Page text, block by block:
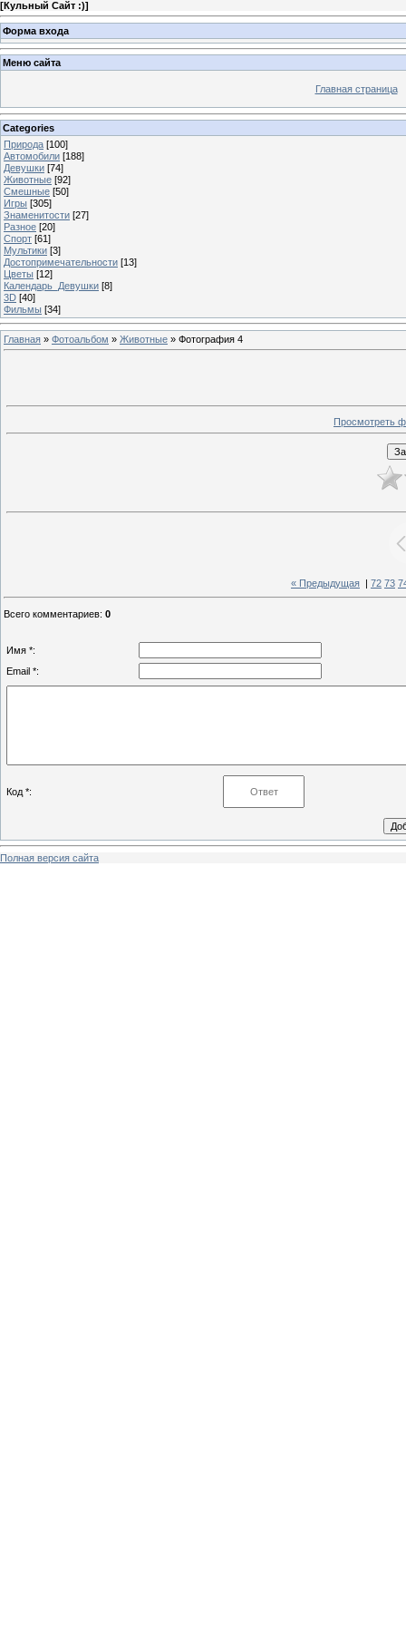
[Кульный Сайт :)]
Форма входа
Меню сайта
Главная страница
Categories
Природа [100]
Автомобили [188]
Девушки [74]
Животные [92]
Смешные [50]
Игры [305]
Знаменитости [27]
Разное [20]
Спорт [61]
Мультики [3]
Достопримечательности [13]
Цветы [12]
Календарь_Девушки [8]
3D [40]
Фильмы [34]
Главная » Фотоальбом » Животные » Фотография 4
Просмотреть
« Предыдущая 72 73
Всего комментариев: 0
Имя *:
Email *:
Код *:
Полная версия сайта